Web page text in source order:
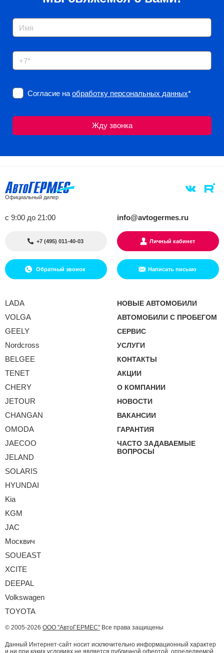
Согласие на обработку персональных данных*
Официальный дилер
с 9:00 до 21:00 info@avtogermes.ru
+7 (495) 011-40-03 Личный кабинет
Обратный звонок Написать письмо
LADA
VOLGA
GEELY
Nordcross
BELGEE
TENET
CHERY
JETOUR
CHANGAN
OMODA
JAECOO
JELAND
SOLARIS
HYUNDAI
Kia
KGM
JAC
Москвич
SOUEAST
XCITE
DEEPAL
Volkswagen
TOYOTA
НОВЫЕ АВТОМОБИЛИ
АВТОМОБИЛИ С ПРОБЕГОМ
СЕРВИС
УСЛУГИ
КОНТАКТЫ
АКЦИИ
О КОМПАНИИ
НОВОСТИ
ВАКАНСИИ
ГАРАНТИЯ
ЧАСТО ЗАДАВАЕМЫЕ
ВОПРОСЫ
© 2005-2026 ООО "АвтоГЕРМЕС" Все права защищены
Данный Интернет-сайт носит исключительно информационный характер
и ни при каких условиях не является публичной офертой, определяемой